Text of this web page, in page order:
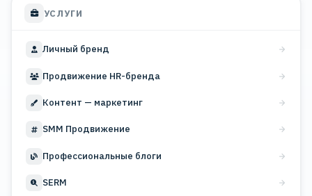
УСЛУГИ
Личный бренд
Продвижение HR-бренда
Контент — маркетинг
SMM Продвижение
Профессиональные блоги
SERM